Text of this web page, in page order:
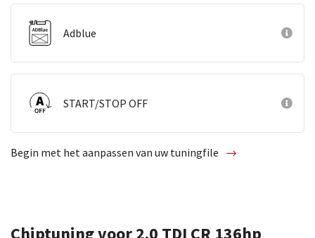
Adblue
START/STOP OFF
Begin met het aanpassen van uw tuningfile
Chiptuning voor 2.0 TDI CR 136hp